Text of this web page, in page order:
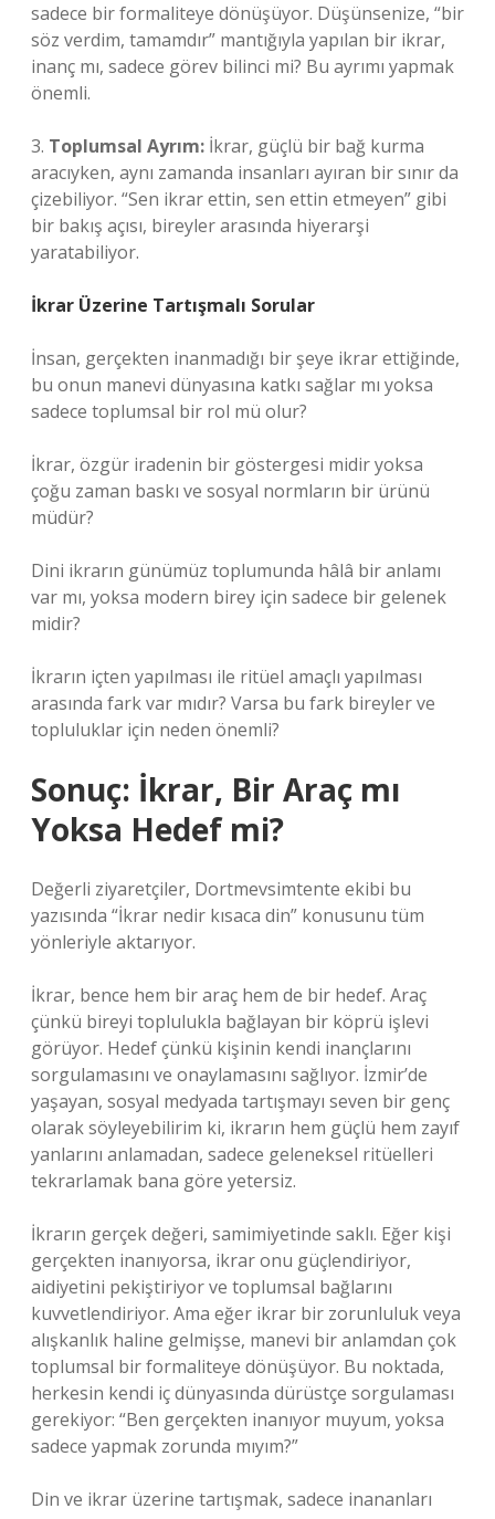
sadece bir formaliteye dönüşüyor. Düşünsenize, “bir
söz verdim, tamamdır” mantığıyla yapılan bir ikrar,
inanç mı, sadece görev bilinci mi? Bu ayrımı yapmak
önemli.
3. Toplumsal Ayrım: İkrar, güçlü bir bağ kurma
aracıyken, aynı zamanda insanları ayıran bir sınır da
çizebiliyor. “Sen ikrar ettin, sen ettin etmeyen” gibi
bir bakış açısı, bireyler arasında hiyerarşi
yaratabiliyor.
İkrar Üzerine Tartışmalı Sorular
İnsan, gerçekten inanmadığı bir şeye ikrar ettiğinde,
bu onun manevi dünyasına katkı sağlar mı yoksa
sadece toplumsal bir rol mü olur?
İkrar, özgür iradenin bir göstergesi midir yoksa
çoğu zaman baskı ve sosyal normların bir ürünü
müdür?
Dini ikrarın günümüz toplumunda hâlâ bir anlamı
var mı, yoksa modern birey için sadece bir gelenek
midir?
İkrarın içten yapılması ile ritüel amaçlı yapılması
arasında fark var mıdır? Varsa bu fark bireyler ve
topluluklar için neden önemli?
Sonuç: İkrar, Bir Araç mı
Yoksa Hedef mi?
Değerli ziyaretçiler, Dortmevsimtente ekibi bu
yazısında “İkrar nedir kısaca din” konusunu tüm
yönleriyle aktarıyor.
İkrar, bence hem bir araç hem de bir hedef. Araç
çünkü bireyi toplulukla bağlayan bir köprü işlevi
görüyor. Hedef çünkü kişinin kendi inançlarını
sorgulamasını ve onaylamasını sağlıyor. İzmir’de
yaşayan, sosyal medyada tartışmayı seven bir genç
olarak söyleyebilirim ki, ikrarın hem güçlü hem zayıf
yanlarını anlamadan, sadece geleneksel ritüelleri
tekrarlamak bana göre yetersiz.
İkrarın gerçek değeri, samimiyetinde saklı. Eğer kişi
gerçekten inanıyorsa, ikrar onu güçlendiriyor,
aidiyetini pekiştiriyor ve toplumsal bağlarını
kuvvetlendiriyor. Ama eğer ikrar bir zorunluluk veya
alışkanlık haline gelmişse, manevi bir anlamdan çok
toplumsal bir formaliteye dönüşüyor. Bu noktada,
herkesin kendi iç dünyasında dürüstçe sorgulaması
gerekiyor: “Ben gerçekten inanıyor muyum, yoksa
sadece yapmak zorunda mıyım?”
Din ve ikrar üzerine tartışmak, sadece inananları